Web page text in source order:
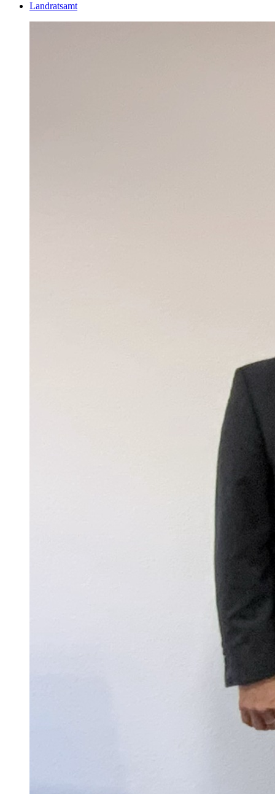
Landratsamt